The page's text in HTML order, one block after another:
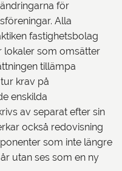
för
Alla
fastighetsbolag
lokaler som omsätter
tillämpa
krav på
enskilda
av separat efter sin
också redovisning
som inte längre
utan ses som en ny